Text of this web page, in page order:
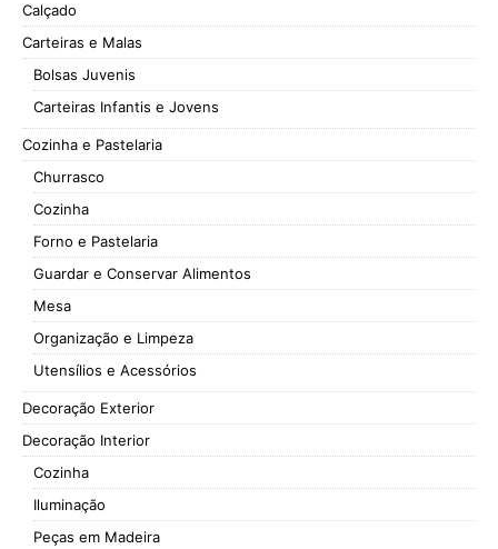
Calçado
Carteiras e Malas
Bolsas Juvenis
Carteiras Infantis e Jovens
Cozinha e Pastelaria
Churrasco
Cozinha
Forno e Pastelaria
Guardar e Conservar Alimentos
Mesa
Organização e Limpeza
Utensílios e Acessórios
Decoração Exterior
Decoração Interior
Cozinha
Iluminação
Peças em Madeira